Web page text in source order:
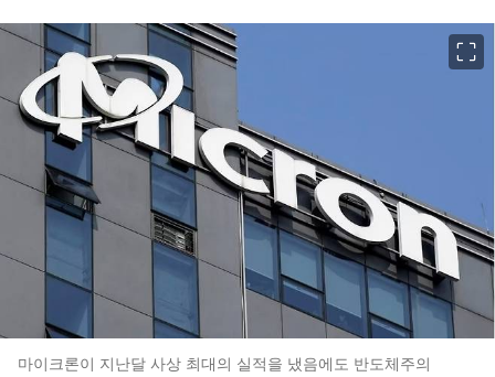
마이크론이 지난달 사상 최대의 실적을 냈음에도 반도체주의